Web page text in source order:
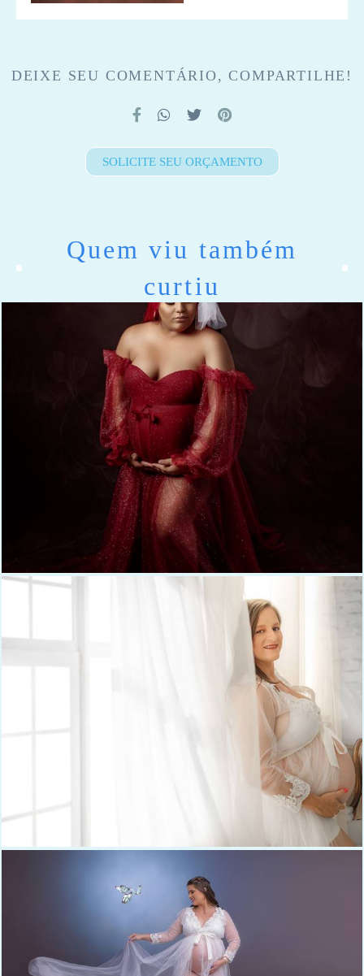
DEIXE SEU COMENTÁRIO, COMPARTILHE!
SOLICITE SEU ORÇAMENTO
Quem viu também
curtiu
499 0